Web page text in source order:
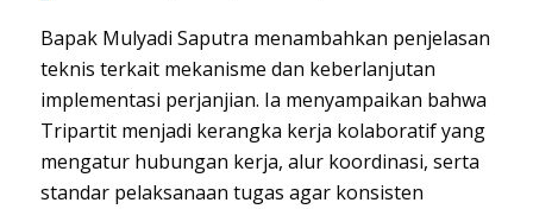
Bapak Mulyadi Saputra menambahkan penjelasan
teknis terkait mekanisme dan keberlanjutan
implementasi perjanjian. Ia menyampaikan bahwa
Tripartit menjadi kerangka kerja kolaboratif yang
mengatur hubungan kerja, alur koordinasi, serta
standar pelaksanaan tugas agar konsisten